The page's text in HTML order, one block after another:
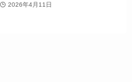
2026年4月11日